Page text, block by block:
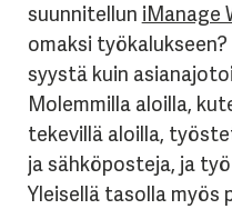
suunnitellun iManage
omaksi
syystä kuin
Molemmilla aloilla,
tekevillä aloilla,
ja sähköposteja, ja
Yleisellä tasolla